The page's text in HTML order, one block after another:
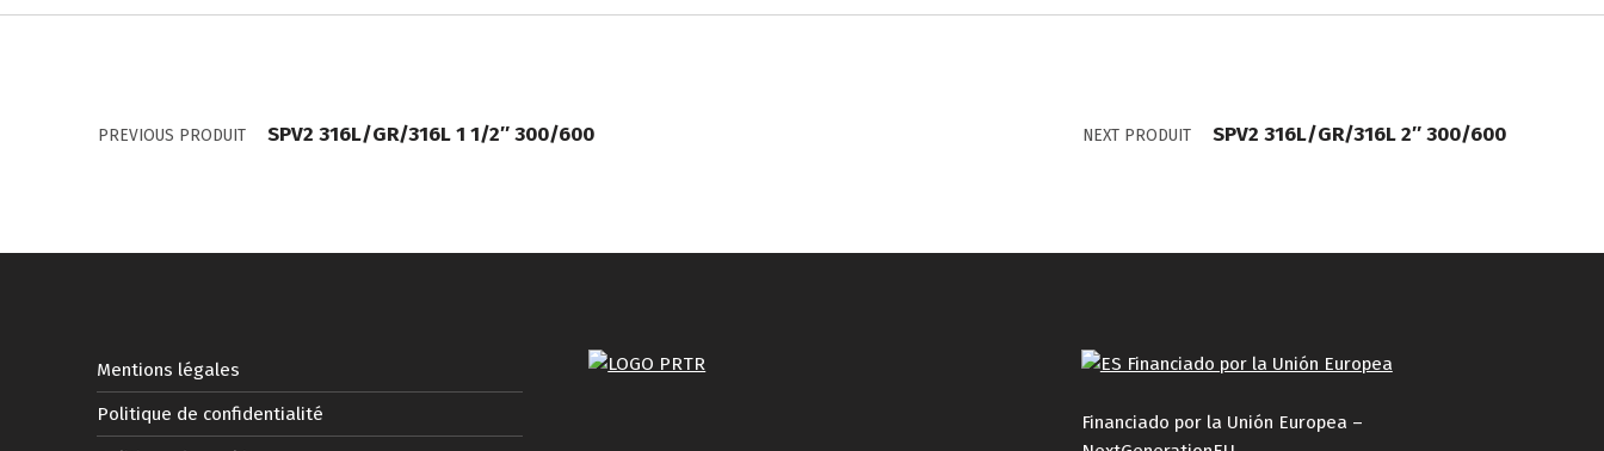
Navigation de l’article
PREVIOUS PRODUIT SPV2 316L/GR/316L 1 1/2″ 300/600 NEXT PRODUIT SPV2 316L/GR/316L 2″ 300/600
Mentions légales
Politique de confidentialité
Financiado por la Unión Europea –